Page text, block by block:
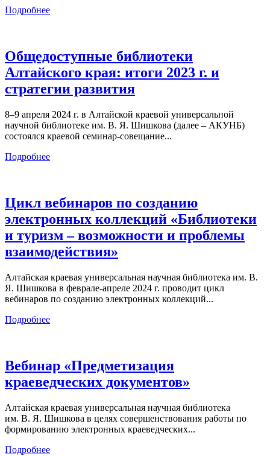
Подробнее
Общедоступные библиотеки
Алтайского края: итоги 2023 г. и
стратегии развития
8–9 апреля 2024 г. в Алтайской краевой универсальной
научной библиотеке им. В. Я. Шишкова (далее – АКУНБ)
состоялся краевой семинар-совещание...
Подробнее
Цикл вебинаров по созданию
электронных коллекций «Библиотеки
и туризм – возможности и проблемы
взаимодействия»
Алтайская краевая универсальная научная библиотека им. В.
Я. Шишкова в феврале-апреле 2024 г. проводит цикл
вебинаров по созданию электронных коллекций...
Подробнее
Вебинар «Предметизация
краеведческих документов»
Алтайская краевая универсальная научная библиотека
им. В. Я. Шишкова в целях совершенствования работы по
формированию электронных краеведческих...
Подробнее